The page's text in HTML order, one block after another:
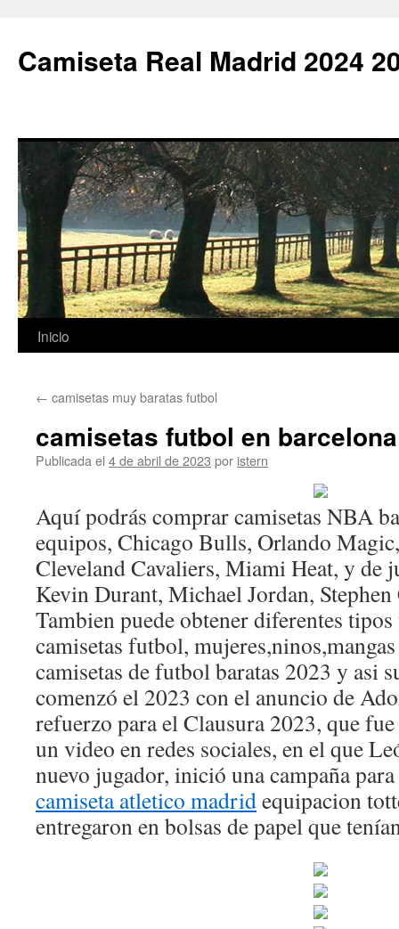
Camiseta Real Madrid 2024
Saltar
contenido
Inicio
← camisetas muy baratas futbol
camisetas futbol en barcelona
Publicada el 4 de abril de 2023 por istern
Aquí podrás comprar camisetas NBA
equipos, Chicago Bulls, Orlando
Cleveland Cavaliers, Miami Heat, y de
Kevin Durant, Michael Jordan,
Tambien puede obtener diferentes
camisetas futbol,
camisetas de futbol baratas 2023 y asi
comenzó el 2023 con el anuncio de
refuerzo para el Clausura 2023, que
un video en redes sociales, en el que
nuevo jugador, inició una campaña
camiseta atletico madridequipacion
entregaron en bolsas de papel que